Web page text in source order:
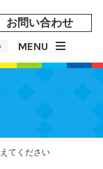
お問い合わせ
MENU
てください